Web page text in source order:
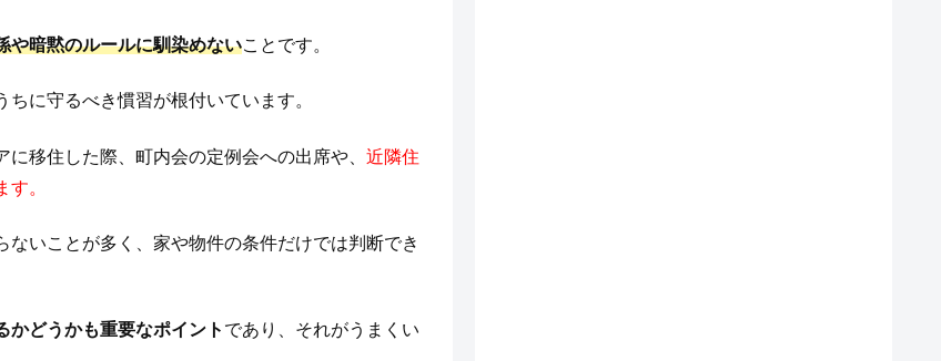
や暗黙のルールに馴染めないことです。
に守るべき慣習が根付いています。
移住した際、町内会の定例会への出席や、 近隣住
。
いことが多く、家や物件の条件だけでは判断でき
かどうかも重要なポイント であり、それがうまくい